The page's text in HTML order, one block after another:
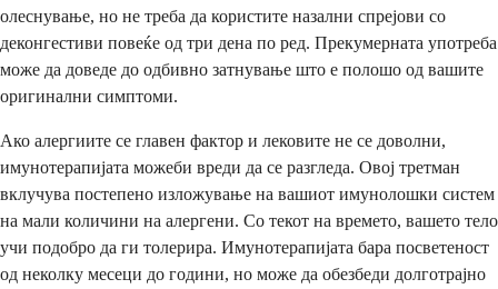
олеснување, но не треба да користите назални спрејови со
деконгестиви повеќе од три дена по ред. Прекумерната употреба
може да доведе до одбивно затнување што е полошо од вашите
оригинални симптоми.
Ако алергиите се главен фактор и лековите не се доволни,
имунотерапијата можеби вреди да се разгледа. Овој третман
вклучува постепено изложување на вашиот имунолошки систем
на мали количини на алергени. Со текот на времето, вашето тело
учи подобро да ги толерира. Имунотерапијата бара посветеност
од неколку месеци до години, но може да обезбеди долготрајно